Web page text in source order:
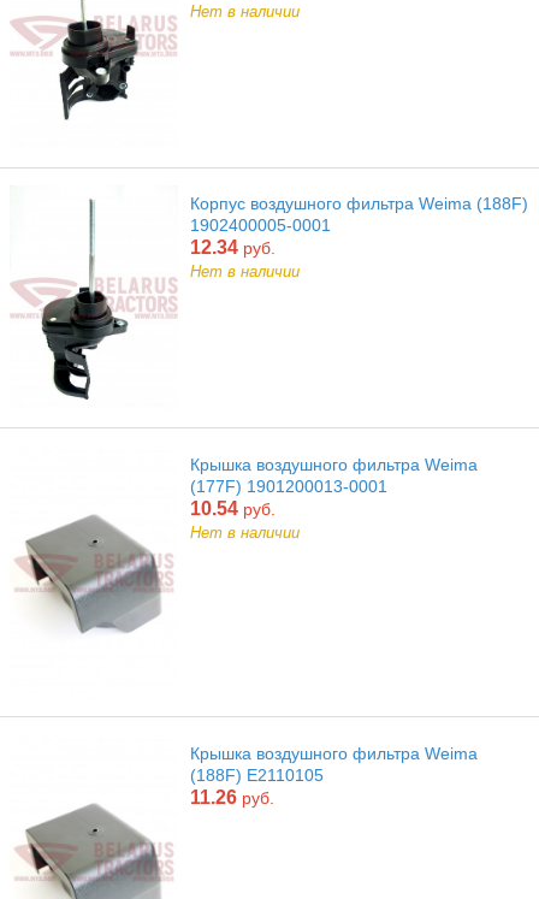
Нет в наличии
Корпус воздушного фильтра Weima (188F)
1902400005-0001
12.34 руб.
Нет в наличии
Крышка воздушного фильтра Weima
(177F) 1901200013-0001
10.54 руб.
Нет в наличии
Крышка воздушного фильтра Weima
(188F) Е2110105
11.26 руб.